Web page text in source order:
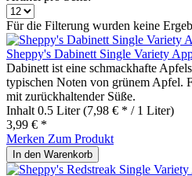
Für die Filterung wurden keine
Sheppy's Dabinett Single Variety
Dabinett ist eine schmackhafte
typischen Noten von grünem Apfel.
mit zurückhaltender Süße.
Inhalt 0.5 Liter(7,98 € * / 1 Liter)
3,99 € *
Merken Zum Produkt
In den Warenkorb